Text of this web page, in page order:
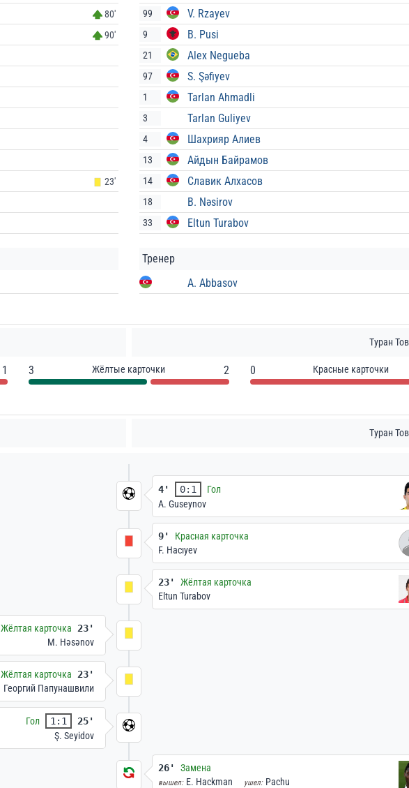
80'
90'
23'
99 V. Rzayev
9 B. Pusi
21 Alex Negueba
97 S. Şəfiyev
1 Tarlan Ahmadli
3 Tarlan Guliyev
4 Шахрияр Алиев
13 Айдын Байрамов
14 Славик Алхасов
18 B. Nəsirov
33 Eltun Turabov
Тренер
A. Abbasov
Туран
1 3 Жёлтые карточки 2 0 Красные карточки
Туран
4' 0:1
Гол
A. Guseynov
9'
Красная карточка
F. Hacıyev
23'
Жёлтая карточка
Eltun Turabov
Жёлтая карточка
23'
M. Həsənov
Жёлтая карточка
23'
Георгий Папунашвили
Гол 1:1
25'
Ş. Seyidov
26' Замена
вышел: E. Hackman ушел: Pachu